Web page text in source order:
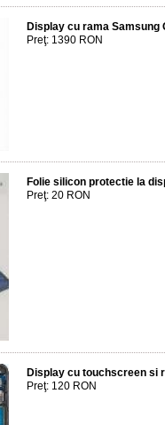
Display cu rama Samsung
Preţ: 1390 RON
Folie silicon protectie la
Preţ: 20 RON
Display cu touchscreen si
Preţ: 120 RON